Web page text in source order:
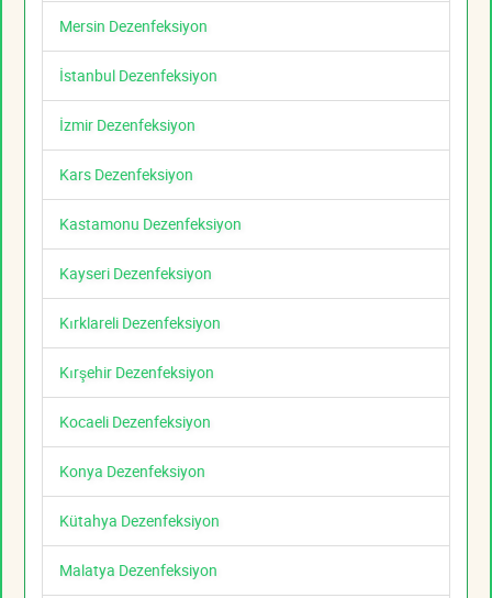
Mersin Dezenfeksiyon
İstanbul Dezenfeksiyon
İzmir Dezenfeksiyon
Kars Dezenfeksiyon
Kastamonu Dezenfeksiyon
Kayseri Dezenfeksiyon
Kırklareli Dezenfeksiyon
Kırşehir Dezenfeksiyon
Kocaeli Dezenfeksiyon
Konya Dezenfeksiyon
Kütahya Dezenfeksiyon
Malatya Dezenfeksiyon